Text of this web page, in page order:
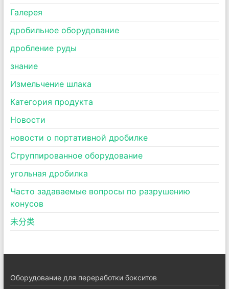
Галерея
дробильное оборудование
дробление руды
знание
Измельчение шлака
Категория продукта
Новости
новости о портативной дробилке
Сгруппированное оборудование
угольная дробилка
Часто задаваемые вопросы по разрушению
конусов
未分类
Оборудование для переработки бокситов